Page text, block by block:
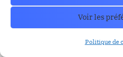
Voir les
Politique de